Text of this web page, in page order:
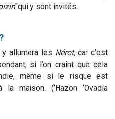
"qui y sont invités.
allumera les Nérot,car c’est
si l’on craint que cela
même si le risque est
maison. (‘Hazon ‘Ovadia